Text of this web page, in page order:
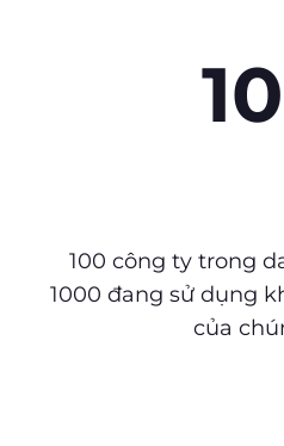
100 công ty trong
1000 đang sử dụng
của